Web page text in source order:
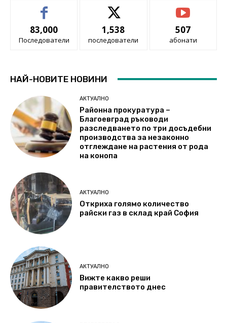
83,000
Последователи
1,538
последователи
507
абонати
НАЙ-НОВИТЕ НОВИНИ
АКТУАЛНО
Районна прокуратура –
Благоевград ръководи
разследването по три досъдебни
производства за незаконно
отглеждане на растения от рода
на конопа
АКТУАЛНО
Откриха голямо количество
райски газ в склад край София
АКТУАЛНО
Вижте какво реши
правителството днес